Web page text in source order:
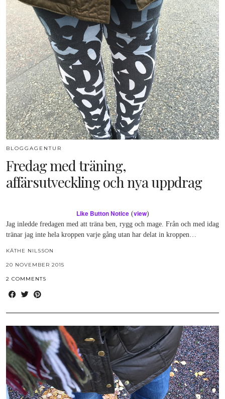
BLOGGAGENTUR
Fredag med träning,
affärsutveckling och nya uppdrag
Like Button Notice(view)
Jag inledde fredagen med att träna ben, rygg och mage. Från och med idag
tränar jag inte hela kroppen varje gång utan har delat in kroppen…
KÄTHE NILSSON
20 NOVEMBER 2015
2 COMMENTS